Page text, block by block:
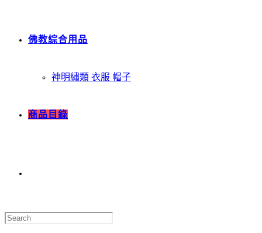
佛教綜合用品
神明繡類 衣服 帽子
商品目錄